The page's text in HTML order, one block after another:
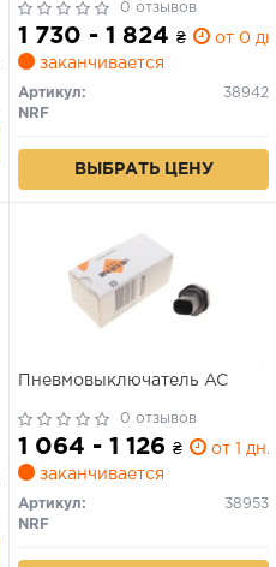
0 отзывов
1 730 - 1 824 ₴
от 0
заканчивается
Артикул:
38942
NRF
ВЫБРАТЬ ЦЕНУ
Пневмовыключатель AC
0 отзывов
1 064 - 1 126 ₴
от 1 дн.
заканчивается
Артикул:
38953
NRF